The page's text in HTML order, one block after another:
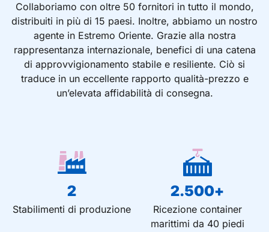
Collaboriamo con oltre 50 fornitori in tutto il mondo,
distribuiti in più di 15 paesi. Inoltre, abbiamo un nostro
agente in Estremo Oriente. Grazie alla nostra
rappresentanza internazionale, benefici di una catena
di approvvigionamento stabile e resiliente. Ciò si
traduce in un eccellente rapporto qualità-prezzo e
un’elevata affidabilità di consegna.
Stabilimenti di produzione
2
Ricezione container
marittimi da 40 piedi
2.500+